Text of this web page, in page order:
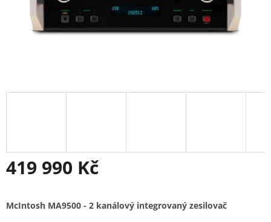
419 990 Kč
McIntosh MA9500 - 2 kanálový integrovaný zesilovač